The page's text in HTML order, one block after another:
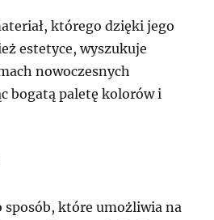
którego dzięki jego
estetyce, wyszukuje
nowoczesnych
bogatą paletę kolorów i
sposób, które umożliwia na